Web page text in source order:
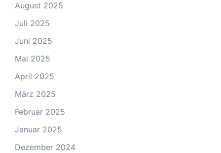
August 2025
Juli 2025
Juni 2025
Mai 2025
April 2025
März 2025
Februar 2025
Januar 2025
Dezember 2024